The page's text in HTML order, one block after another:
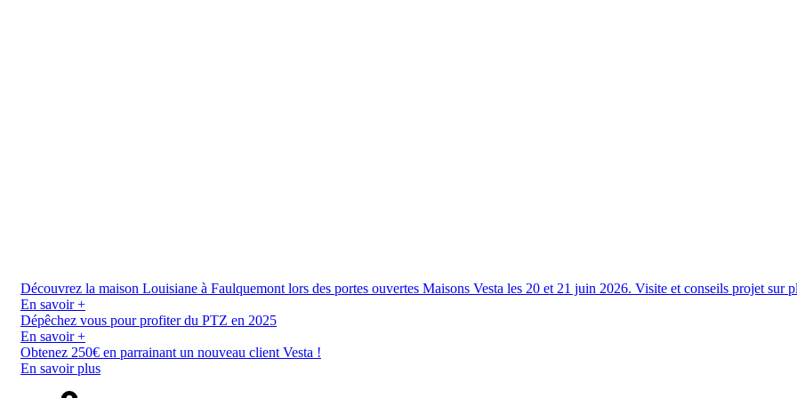
Découvrez la maison Louisiane à Faulquemont lors des portes ouvertes Maisons Vesta les 20 et 21 juin 2026. Visite et conseils projet sur
En savoir +
Dépêchez vous pour profiter du PTZ en 2025
En savoir +
Obtenez 250€ en parrainant un nouveau client Vesta !
En savoir plus